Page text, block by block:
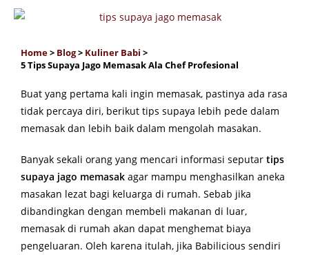
Home> Blog> Kuliner Babi >
5 Tips Supaya Jago Memasak Ala Chef Profesional
Buat yang pertama kali ingin memasak, pastinya ada rasa
tidak percaya diri, berikut tips supaya lebih pede dalam
memasak dan lebih baik dalam mengolah masakan.
Banyak sekali orang yang mencari informasi seputar tips
supaya jago memasak agar mampu menghasilkan aneka
masakan lezat bagi keluarga di rumah. Sebab jika
dibandingkan dengan membeli makanan di luar,
memasak di rumah akan dapat menghemat biaya
pengeluaran. Oleh karena itulah, jika Babilicious sendiri